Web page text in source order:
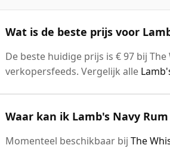
Wat is de beste prijs voor
De beste huidige prijs is € 97 bij
verkopersfeeds. Vergelijk alle
Waar kan ik Lamb's Navy
Momenteel beschikbaar bij The